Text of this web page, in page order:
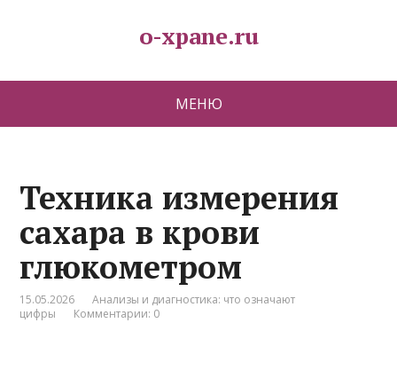
o-xpane.ru
МЕНЮ
Техника измерения
сахара в крови
глюкометром
15.05.2026
Анализы и диагностика: что означают
цифры
Комментарии: 0